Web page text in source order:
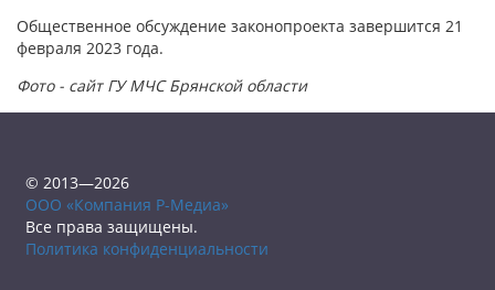
Общественное обсуждение законопроекта завершится 21
февраля 2023 года.
Фото - сайт ГУ МЧС Брянской области
© 2013—2026
ООО «Компания Р-Медиа»
Все права защищены.
Политика конфиденциальности